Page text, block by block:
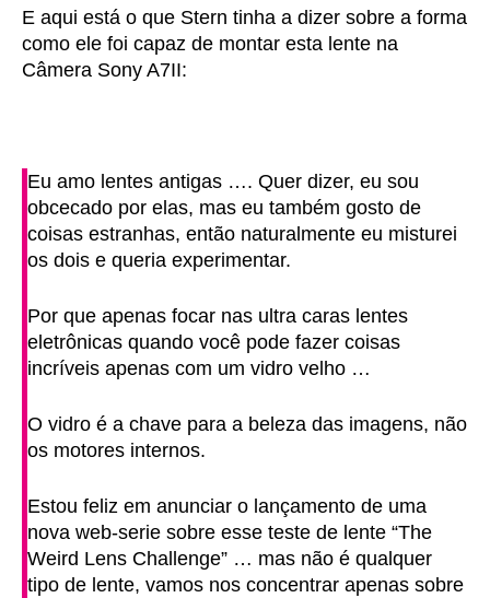
E aqui está o que Stern tinha a dizer sobre a forma
como ele foi capaz de montar esta lente na
Câmera Sony A7II:
Eu amo lentes antigas …. Quer dizer, eu sou
obcecado por elas, mas eu também gosto de
coisas estranhas, então naturalmente eu misturei
os dois e queria experimentar.
Por que apenas focar nas ultra caras lentes
eletrônicas quando você pode fazer coisas
incríveis apenas com um vidro velho …
O vidro é a chave para a beleza das imagens, não
os motores internos.
Estou feliz em anunciar o lançamento de uma
nova web-serie sobre esse teste de lente “The
Weird Lens Challenge” … mas não é qualquer
tipo de lente, vamos nos concentrar apenas sobre